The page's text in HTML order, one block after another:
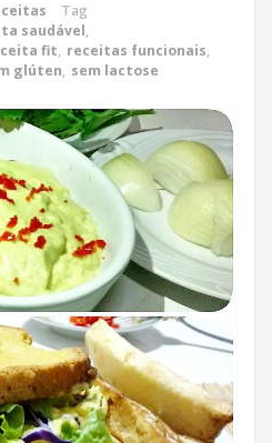
Tag
saudável,
fit, receitas funcionais,
glúten, sem lactose